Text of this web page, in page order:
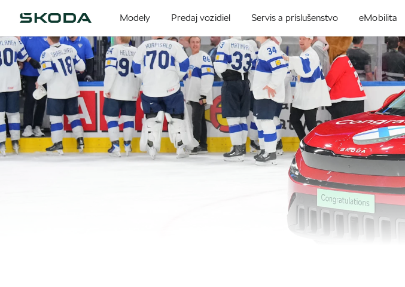
Modely Predaj vozidiel Servis a príslušenstvo eMobilita